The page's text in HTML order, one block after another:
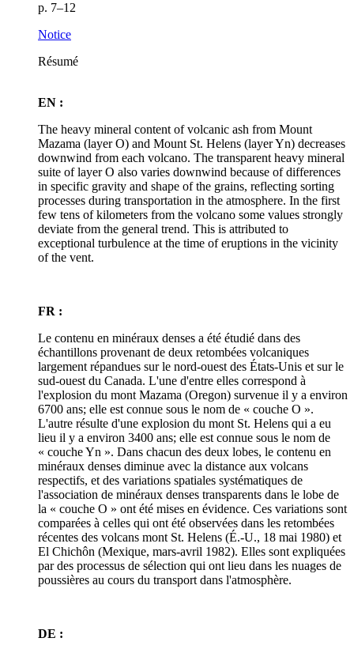
p. 7–12
Notice
Résumé
EN :
The heavy mineral content of volcanic ash from Mount
Mazama (layer O) and Mount St. Helens (layer Yn) decreases
downwind from each volcano. The transparent heavy mineral
suite of layer O also varies downwind because of differences
in specific gravity and shape of the grains, reflecting sorting
processes during transportation in the atmosphere. In the first
few tens of kilometers from the volcano some values strongly
deviate from the general trend. This is attributed to
exceptional turbulence at the time of eruptions in the vicinity
of the vent.
FR :
Le contenu en minéraux denses a été étudié dans des
échantillons provenant de deux retombées volcaniques
largement répandues sur le nord-ouest des États-Unis et sur le
sud-ouest du Canada. L'une d'entre elles correspond à
l'explosion du mont Mazama (Oregon) survenue il y a environ
6700 ans; elle est connue sous le nom de « couche O ».
L'autre résulte d'une explosion du mont St. Helens qui a eu
lieu il y a environ 3400 ans; elle est connue sous le nom de
« couche Yn ». Dans chacun des deux lobes, le contenu en
minéraux denses diminue avec la distance aux volcans
respectifs, et des variations spatiales systématiques de
l'association de minéraux denses transparents dans le lobe de
la « couche O » ont été mises en évidence. Ces variations sont
comparées à celles qui ont été observées dans les retombées
récentes des volcans mont St. Helens (É.-U., 18 mai 1980) et
El Chichôn (Mexique, mars-avril 1982). Elles sont expliquées
par des processus de sélection qui ont lieu dans les nuages de
poussières au cours du transport dans l'atmosphère.
DE :